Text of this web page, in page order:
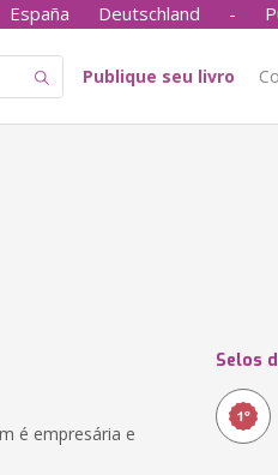
España Deutschland -
Publique seu livro
é empresária e
Selos